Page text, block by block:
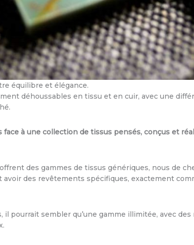
équilibre et élégance.
déhoussables en tissu et en cuir, avec une
à une collection de tissus pensés, conçus et
des gammes de tissus génériques, nous de
des revêtements spécifiques, exactement
pourrait sembler qu’une gamme illimitée, avec